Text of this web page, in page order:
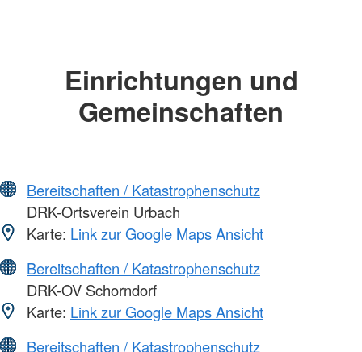
Einrichtungen und
Gemeinschaften
Bereitschaften / Katastrophenschutz
DRK-Ortsverein Urbach
Karte: Link zur Google Maps Ansicht
Bereitschaften / Katastrophenschutz
DRK-OV Schorndorf
Karte: Link zur Google Maps Ansicht
Bereitschaften / Katastrophenschutz